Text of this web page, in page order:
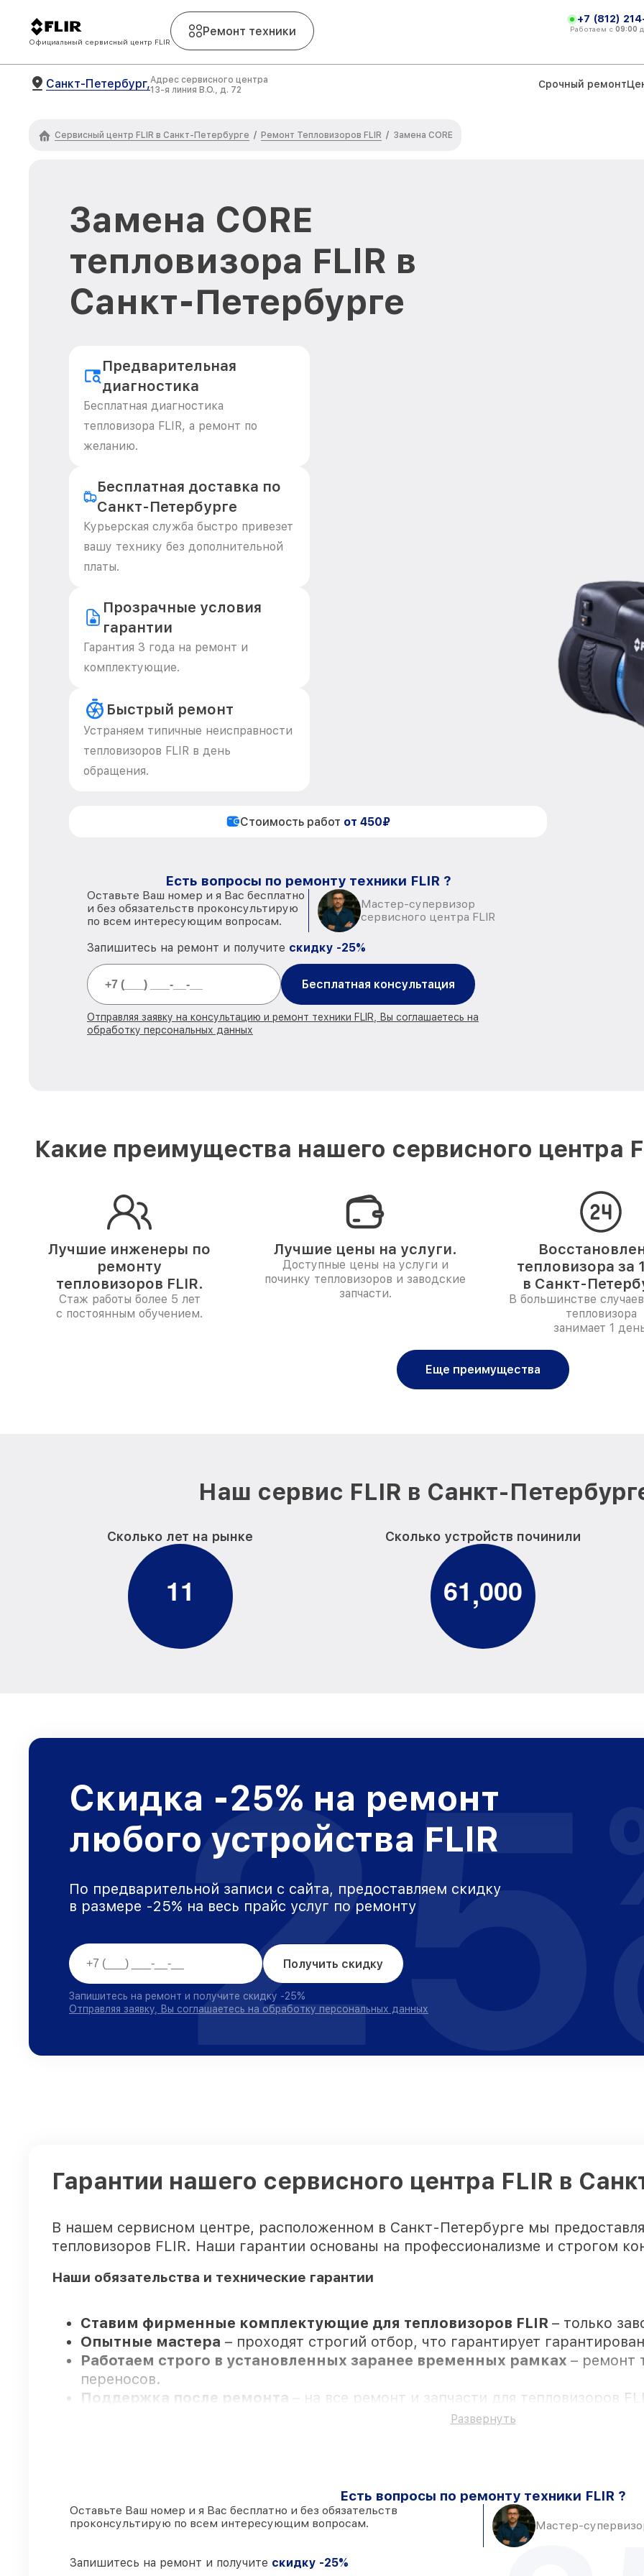
Официальный сервисный центр FLIR
Ремонт техники
+7 (812)
Работаем с 09:00
Санкт-Петербург,Адрес сервисного центра
13-я линия В.О., д. 72
Срочный ремонт
Сервисный центр FLIR в Санкт-Петербурге / Ремонт Тепловизоров FLIR / Замена CORE
Замена CORE
тепловизора FLIR в
Санкт-Петербурге
Предварительная
диагностика
Бесплатная диагностика
тепловизора FLIR, а ремонт по
желанию.
Бесплатная доставка по
Санкт-Петербурге
Курьерская служба быстро привезет
вашу технику без дополнительной
платы.
Прозрачные условия
гарантии
Гарантия 3 года на ремонт и
комплектующие.
Быстрый ремонт
Устраняем типичные неисправности
тепловизоров FLIR в день
обращения.
Стоимость работ от 450₽
Есть вопросы по ремонту техники FLIR ?
Оставьте Ваш номер и я Вас бесплатно
и без обязательств проконсультирую
по всем интересующим вопросам.
Мастер-супервизор
сервисного центра FLIR
Запишитесь на ремонт и получите скидку -25%
Бесплатная консультация
Отправляя заявку на консультацию и ремонт техники FLIR, Вы соглашаетесь на
обработку персональных данных
Какие преимущества нашего сервисного центра
Лучшие инженеры по
ремонту
тепловизоров FLIR.
Стаж работы более 5 лет
с постоянным обучением.
Лучшие цены на услуги.
Доступные цены на услуги и
починку тепловизоров и заводские
запчасти.
тепловизора за
в Санкт-
В большинстве
тепловизора
занимает 1
Еще преимущества
Наш сервис FLIR в Санкт-
Сколько лет на рынке
11
Сколько устройств починили
61,000
Скидка -25% на ремонт
любого устройства FLIR
По предварительной записи с сайта, предоставляем скидку
в размере -25% на весь прайс услуг по ремонту
Получить скидку
Запишитесь на ремонт и получите скидку -25%
Отправляя заявку, Вы соглашаетесь на обработку персональных данных
25
Гарантии нашего сервисного центра FLIR в
В нашем сервисном центре, расположенном в Санкт-Петербурге мы
тепловизоров FLIR. Наши гарантии основаны на профессионализме и строгом
Наши обязательства и технические гарантии
Ставим фирменные комплектующие для тепловизоров FLIR – только
Опытные мастера – проходят строгий отбор, что гарантирует
Работаем строго в установленных заранее временных рамках – ремонт
переносов.
Поддержка после ремонта
– на все ремонт и запчасти для тепловизоров
80%ремонтов по ремонту выполняются с возможностью присутствия
90%запчастей FLIR в наличии на складе в Санкт-Петербурге, остальные
– только вы
готовы рассмотреть варианты под любые запросы
Развернуть
Есть вопросы по ремонту техники FLIR ?
Оставьте Ваш номер и я Вас бесплатно и без обязательств
проконсультирую по всем интересующим вопросам.
Мастер-
Запишитесь на ремонт и получите скидку -25%